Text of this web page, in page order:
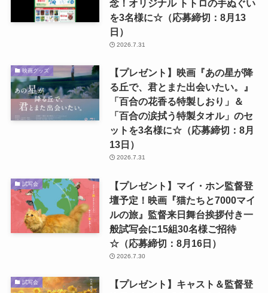
念！オリジナル トトロの手ぬぐい
を3名様に☆（応募締切：8月13
日）
2026.7.31
映画グッズ
【プレゼント】映画『あの星が降
る丘で、君とまた出会いたい。』
「百合の花香る特製しおり」＆
「百合の涙拭う特製タオル」のセ
ットを3名様に☆（応募締切：8月
13日）
2026.7.31
試写会
【プレゼント】マイ・ホン監督登
壇予定！映画『猫たちと7000マイ
ルの旅』監督来日舞台挨拶付き一
般試写会に15組30名様ご招待
☆（応募締切：8月16日）
2026.7.30
試写会
【プレゼント】キャスト＆監督登